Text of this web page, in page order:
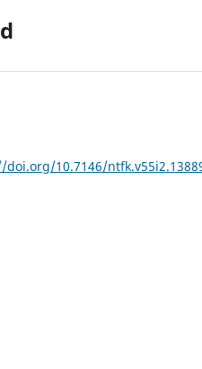
doi.org/10.7146/